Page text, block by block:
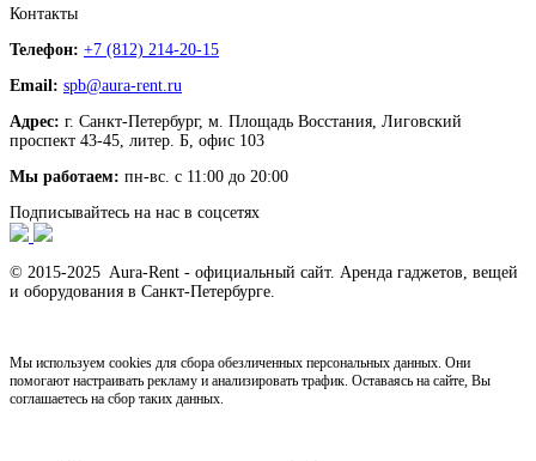
Контакты
Телефон: +7 (812) 214-20-15
Email: spb@aura-rent.ru
Адрес: г. Санкт-Петербург, м. Площадь Восстания, Лиговский
проспект 43-45, литер. Б, офис 103
Мы работаем: пн-вс. с 11:00 до 20:00
Подписывайтесь на нас в соцсетях
© 2015-2025 Aura-Rent - официальный сайт. Аренда гаджетов, вещей
и оборудования в Санкт-Петербурге.
Мы используем cookies для сбора обезличенных персональных данных. Они
помогают настраивать рекламу и анализировать трафик. Оставаясь на сайте, Вы
соглашаетесь на сбор таких данных.